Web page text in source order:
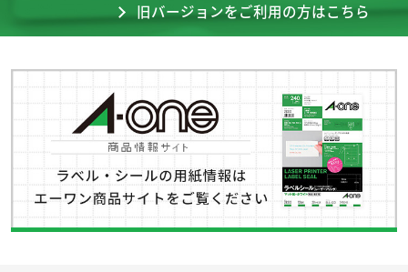
旧バージョンをご利用の方はこちら